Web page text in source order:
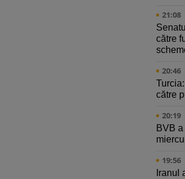
21:08
către
20:46
către
20:19
BVB
19:56
Iranul